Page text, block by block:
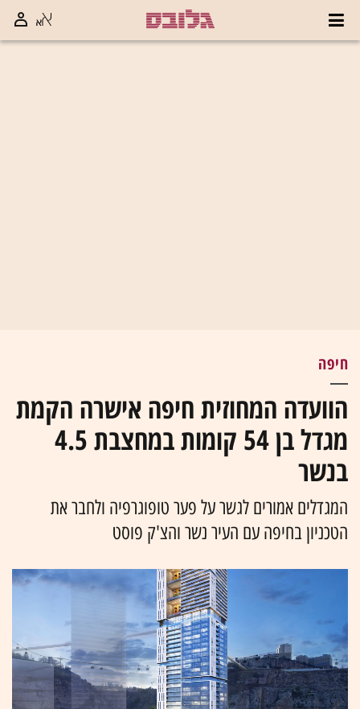
חיפה
הוועדה המחוזית חיפה אישרה הקמת
מגדל בן 54 קומות במחצבת 4.5
בנשר
המגדלים אמורים לגשר על פער טופוגרפיה ולחבר את
הטכניון בחיפה עם העיר נשר והצ'ק פוסט